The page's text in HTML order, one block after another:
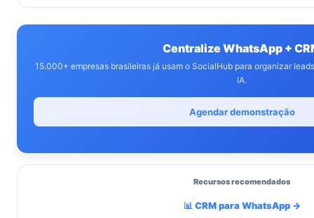
Centralize WhatsApp +
15.000+ empresas brasileiras já usam o SocialHub para organizar
IA.
Agendar demonstração
Recursos recomendados
📊 CRM para WhatsApp →